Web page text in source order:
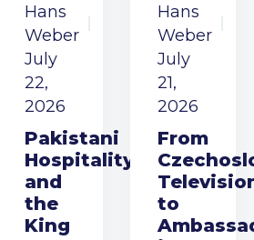
Hans
Weber
July
22,
2026
Pakistani
Hospitality
and
the
King
Hans
Weber
July
21,
2026
From
to